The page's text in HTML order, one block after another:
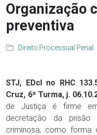
Organização
preventiva
Direito Processual Penal
STJ, EDcl no RHC
Cruz, 6ª Turma, j.
de Justiça é firme
decretação da prisão
criminosa, como forma